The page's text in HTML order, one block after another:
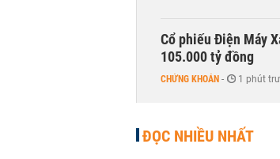
Cổ phiếu Điện Máy
105.000 tỷ đồng
CHỨNG KHOÁN - 1 phút
Sacombank phát
10%/năm
ĐỌC NHIỀU NHẤT